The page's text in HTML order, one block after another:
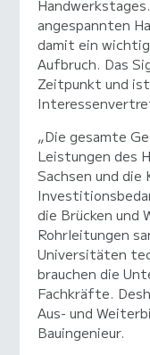
angespannten
damit ein
Aufbruch. Das
Zeitpunkt und
„Die gesamte
Leistungen des
Sachsen und die
die Brücken und
Rohrleitungen
Universitäten
brauchen die
Fachkräfte.
Aus- und
Bauingenieur.